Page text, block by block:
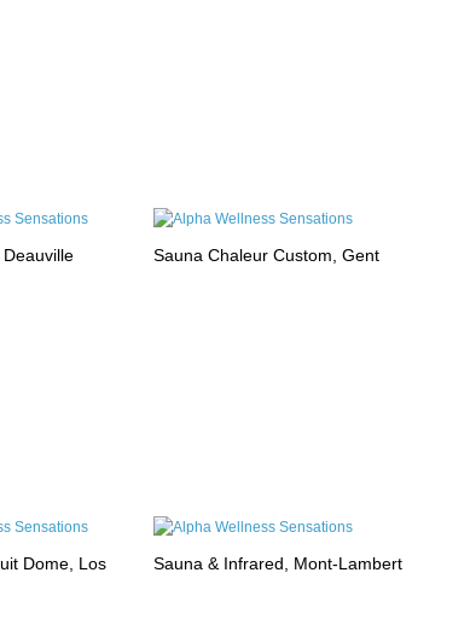
Sauna Chaleur Custom, Gent
Dome, Los
Sauna & Infrared, Mont-Lambert